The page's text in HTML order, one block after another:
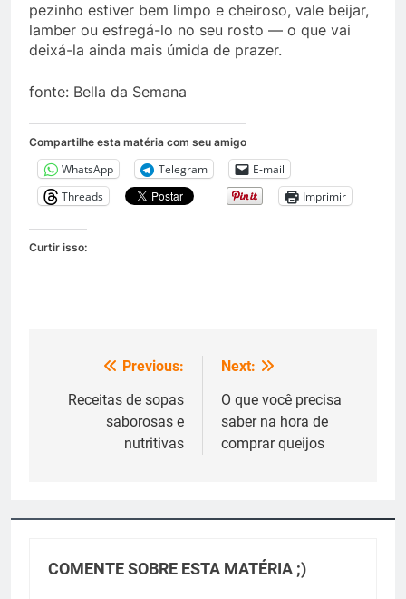
pezinho estiver bem limpo e cheiroso, vale beijar,
lamber ou esfregá-lo no seu rosto — o que vai
deixá-la ainda mais úmida de prazer.
fonte: Bella da Semana
Compartilhe esta matéria com seu amigo
WhatsApp Telegram
E-mail
Threads
Imprimir
Curtir isso:
Navegação
de
Previous:
Receitas de sopas
saborosas e
nutritivas
Next:
O que você precisa
saber na hora de
comprar queijos
COMENTE SOBRE ESTA MATÉRIA ;)